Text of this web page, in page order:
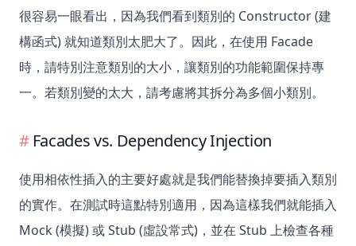
很容易一眼看出，因為我們看到類別的 Constructor (建
構函式) 就知道類別太肥大了。因此，在使用 Facade
時，請特別注意類別的大小，讓類別的功能範圍保持專
一。若類別變的太大，請考慮將其拆分為多個小類別。
Facades vs. Dependency Injection
使用相依性插入的主要好處就是我們能替換掉要插入類別
的實作。在測試時這點特別適用，因為這樣我們就能插入
Mock (模擬) 或 Stub (虛設常式)，並在 Stub 上檢查各種